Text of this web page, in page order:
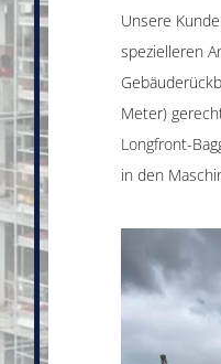
Unsere
spezielleren
Meter)
Longfront-
in den